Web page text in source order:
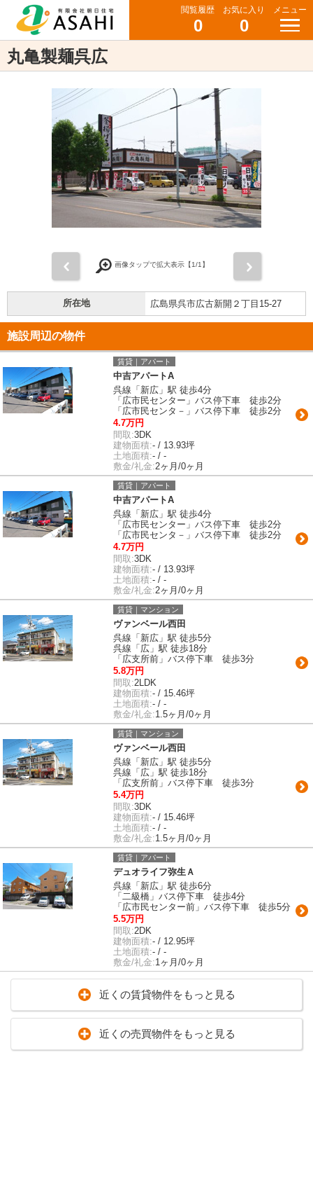
閲覧履歴
0
お気に入り
0
メニュー
丸亀製麺呉広
画像タップで拡大表示【1/1】
所在地 広島県呉市広古新開２丁目15-27
施設周辺の物件
賃貸｜アパート
中吉アパートA
呉線「新広」駅 徒歩4分
「広市民センター」バス停下車 徒歩2分
「広市民センタ－」バス停下車 徒歩2分
4.7万円
間取:3DK
建物面積:- / 13.93坪
土地面積:- / -
敷金/礼金:2ヶ月/0ヶ月
賃貸｜アパート
中吉アパートA
呉線「新広」駅 徒歩4分
「広市民センター」バス停下車 徒歩2分
「広市民センタ－」バス停下車 徒歩2分
4.7万円
間取:3DK
建物面積:- / 13.93坪
土地面積:- / -
敷金/礼金:2ヶ月/0ヶ月
賃貸｜マンション
ヴァンベール西田
呉線「新広」駅 徒歩5分
呉線「広」駅 徒歩18分
「広支所前」バス停下車 徒歩3分
5.8万円
間取:2LDK
建物面積:- / 15.46坪
土地面積:- / -
敷金/礼金:1.5ヶ月/0ヶ月
賃貸｜マンション
ヴァンベール西田
呉線「新広」駅 徒歩5分
呉線「広」駅 徒歩18分
「広支所前」バス停下車 徒歩3分
5.4万円
間取:3DK
建物面積:- / 15.46坪
土地面積:- / -
敷金/礼金:1.5ヶ月/0ヶ月
賃貸｜アパート
デュオライフ弥生Ａ
呉線「新広」駅 徒歩6分
「二級橋」バス停下車 徒歩4分
「広市民センター前」バス停下車 徒歩5分
5.5万円
間取:2DK
建物面積:- / 12.95坪
土地面積:- / -
敷金/礼金:1ヶ月/0ヶ月
近くの賃貸物件をもっと見る
近くの売買物件をもっと見る